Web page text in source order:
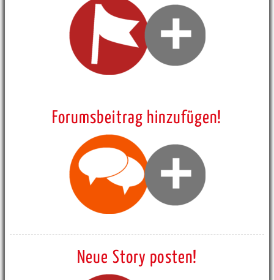
Forumsbeitrag hinzufügen!
Neue Story posten!